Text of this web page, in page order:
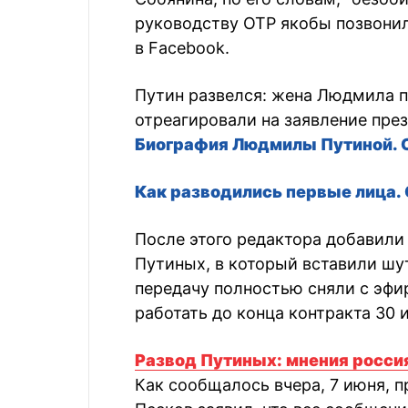
руководству ОТР якобы
в Facebook.
Путин развелся: жена Людмила
отреагировали на заявление
Биография Людмилы Путиной.
Как разводились первые лица.
После этого редактора
Путиных, в который вставили
передачу полностью сняли с
работать до конца контракта 30
Развод Путиных: мнения
Как сообщалось вчера, 7 июня,